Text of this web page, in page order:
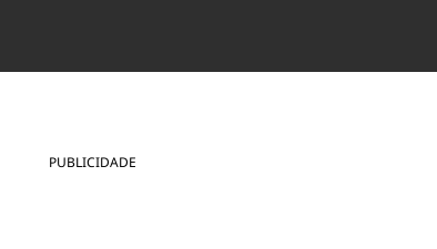
PUBLICIDADE